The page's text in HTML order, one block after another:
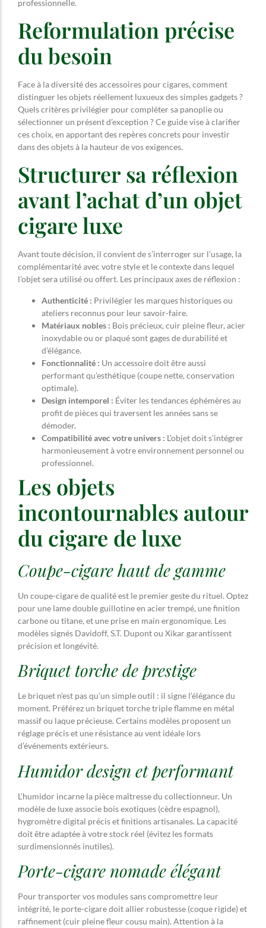
professionnelle.
Reformulation précise
du besoin
Face à la diversité des accessoires pour cigares, comment
distinguer les objets réellement luxueux des simples gadgets ?
Quels critères privilégier pour compléter sa panoplie ou
sélectionner un présent d’exception ? Ce guide vise à clarifier
ces choix, en apportant des repères concrets pour investir
dans des objets à la hauteur de vos exigences.
Structurer sa réflexion
avant l’achat d’un objet
cigare luxe
Avant toute décision, il convient de s’interroger sur l’usage, la
complémentarité avec votre style et le contexte dans lequel
l’objet sera utilisé ou offert. Les principaux axes de réflexion :
Authenticité : Privilégier les marques historiques ou
ateliers reconnus pour leur savoir-faire.
Matériaux nobles : Bois précieux, cuir pleine fleur, acier
inoxydable ou or plaqué sont gages de durabilité et
d’élégance.
Fonctionnalité : Un accessoire doit être aussi
performant qu’esthétique (coupe nette, conservation
optimale).
Design intemporel : Éviter les tendances éphémères au
profit de pièces qui traversent les années sans se
démoder.
Compatibilité avec votre univers : L’objet doit s’intégrer
harmonieusement à votre environnement personnel ou
professionnel.
Les objets
incontournables autour
du cigare de luxe
Coupe-cigare haut de gamme
Un coupe-cigare de qualité est le premier geste du rituel. Optez
pour une lame double guillotine en acier trempé, une finition
carbone ou titane, et une prise en main ergonomique. Les
modèles signés Davidoff, S.T. Dupont ou Xikar garantissent
précision et longévité.
Briquet torche de prestige
Le briquet n’est pas qu’un simple outil : il signe l’élégance du
moment. Préférez un briquet torche triple flamme en métal
massif ou laque précieuse. Certains modèles proposent un
réglage précis et une résistance au vent idéale lors
d’événements extérieurs.
Humidor design et performant
L’humidor incarne la pièce maîtresse du collectionneur. Un
modèle de luxe associe bois exotiques (cèdre espagnol),
hygromètre digital précis et finitions artisanales. La capacité
doit être adaptée à votre stock réel (évitez les formats
surdimensionnés inutiles).
Porte-cigare nomade élégant
Pour transporter vos modules sans compromettre leur
intégrité, le porte-cigare doit allier robustesse (coque rigide) et
raffinement (cuir pleine fleur cousu main). Attention à la